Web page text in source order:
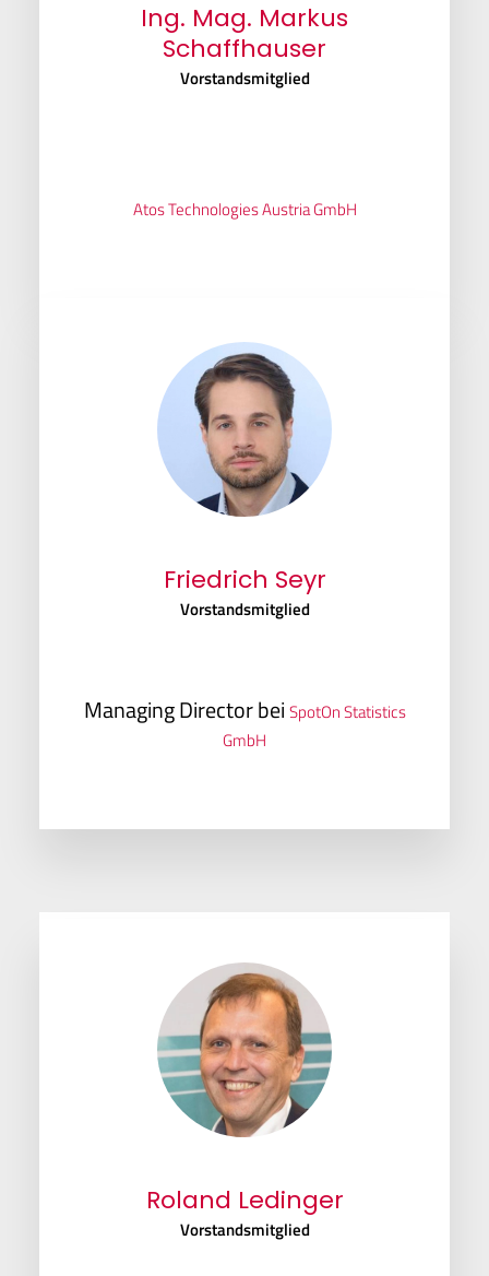
Ing. Mag. Markus
Schaffhauser
Vorstandsmitglied
Atos Technologies Austria GmbH
Friedrich Seyr
Vorstandsmitglied
Managing Director bei SpotOn Statistics
GmbH
Roland Ledinger
Vorstandsmitglied